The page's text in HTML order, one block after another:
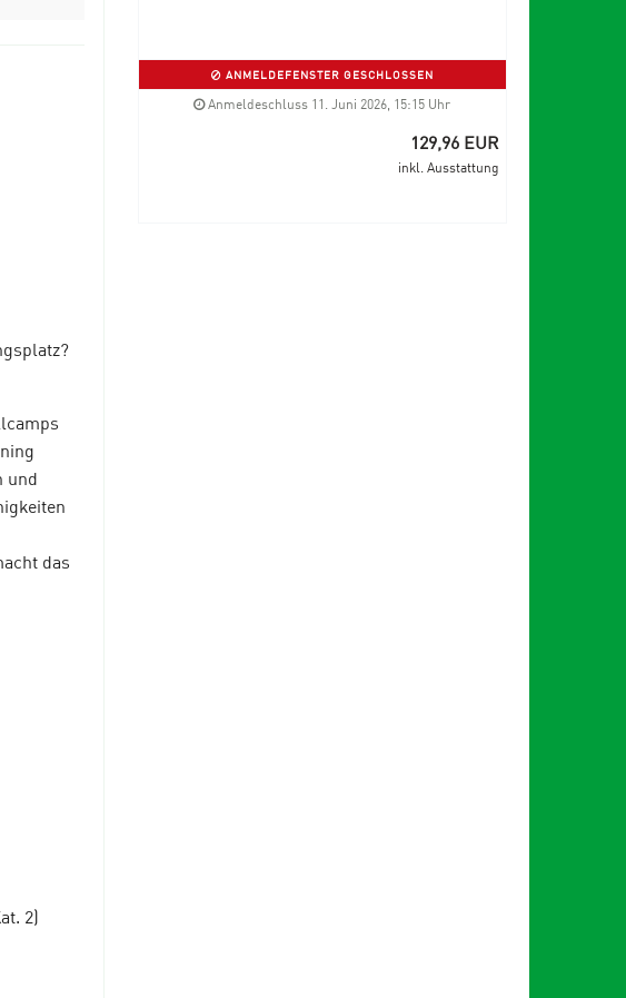
und
das
2)
ANMELDEFENSTER GESCHLOSSEN
Anmeldeschluss 11. Juni 2026, 15:15 Uhr
129,96 EUR
inkl. Ausstattung